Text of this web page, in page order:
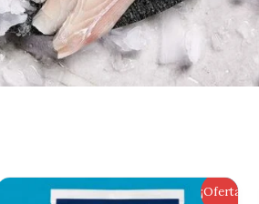
¡Oferta!
El